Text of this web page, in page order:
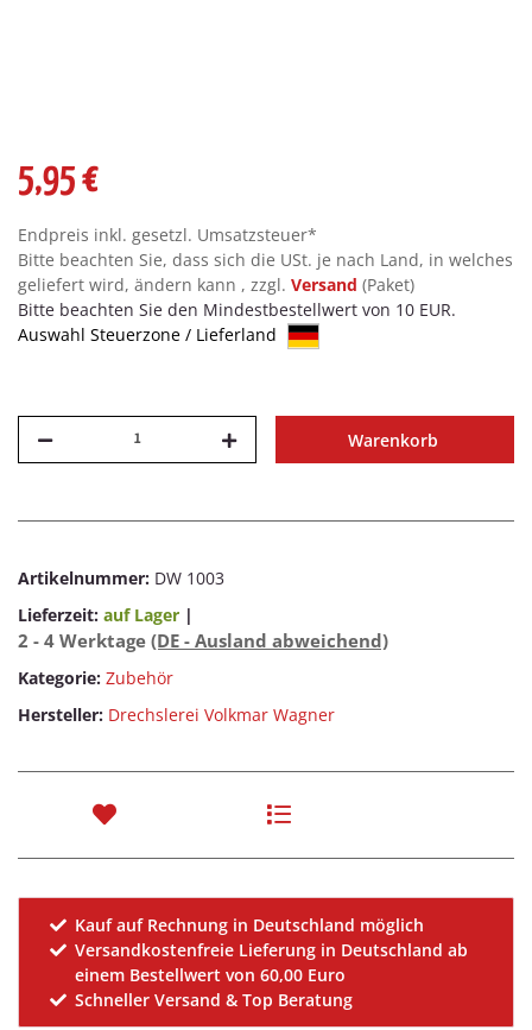
5,95 €
Endpreis inkl. gesetzl. Umsatzsteuer*
Bitte beachten Sie, dass sich die USt. je nach Land, in welches
geliefert wird, ändern kann , zzgl. Versand (Paket)
Bitte beachten Sie den Mindestbestellwert von 10 EUR.
Auswahl Steuerzone / Lieferland
Warenkorb
Artikelnummer: DW 1003
Lieferzeit: auf Lager |
2 - 4 Werktage (DE - Ausland abweichend)
Kategorie: Zubehör
Hersteller: Drechslerei Volkmar Wagner
Kauf auf Rechnung in Deutschland möglich
Versandkostenfreie Lieferung in Deutschland ab
einem Bestellwert von 60,00 Euro
Schneller Versand & Top Beratung